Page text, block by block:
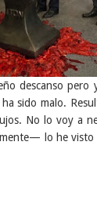
descanso
sido malo.
No lo voy a
lo he visto